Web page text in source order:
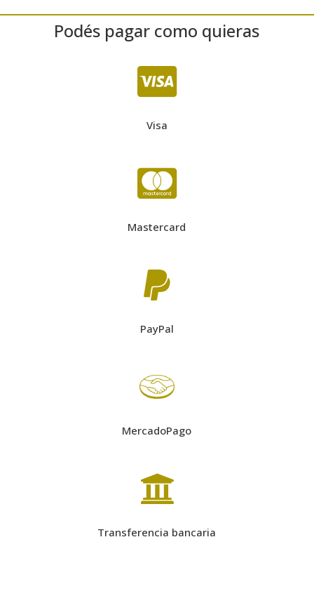
Podés pagar como quieras

Visa

Mastercard

PayPal
MercadoPago

Transferencia bancaria